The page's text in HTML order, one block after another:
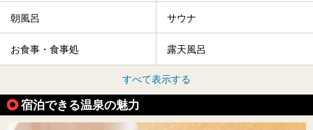
朝風呂 サウナ
お食事・食事処 露天風呂
すべて表示する
宿泊できる温泉の魅力